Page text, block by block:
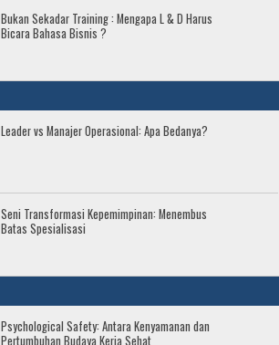
Bukan Sekadar Training : Mengapa L & D Harus
Bicara Bahasa Bisnis ?
Leader vs Manajer Operasional: Apa Bedanya?
Seni Transformasi Kepemimpinan: Menembus
Batas Spesialisasi
Psychological Safety: Antara Kenyamanan dan
Pertumbuhan Budaya Kerja Sehat